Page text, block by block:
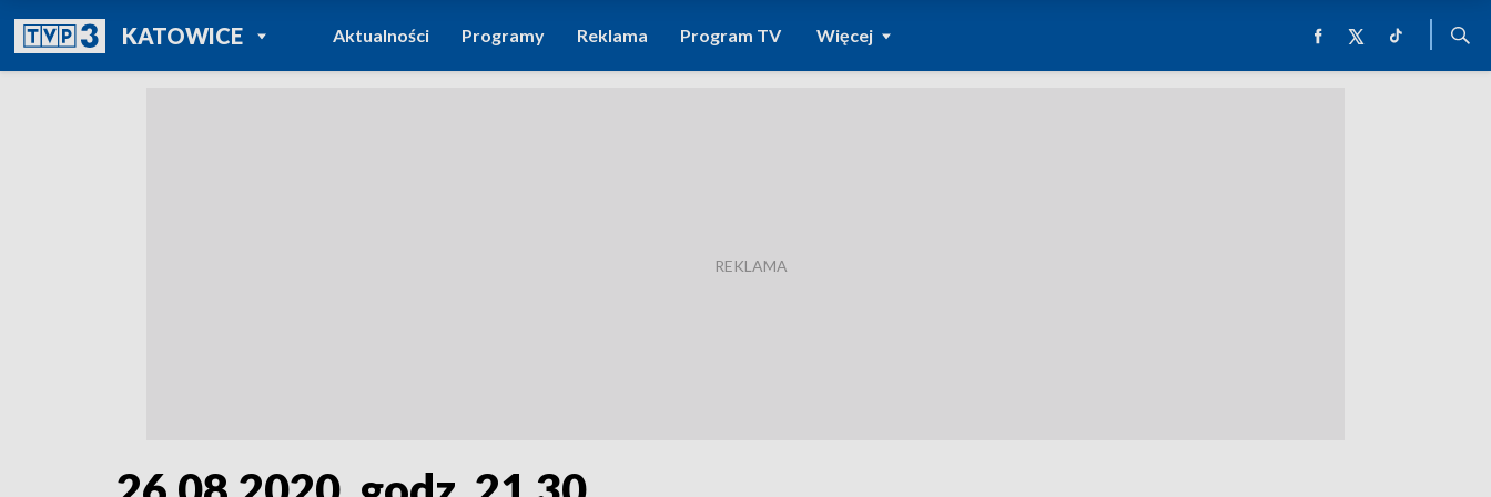
KATOWICEPOWRÓT DO
TVP REGIONY
Aktualności Programy Reklama Program TV Więcej